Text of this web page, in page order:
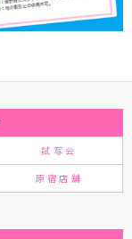
試写会
原宿店舗